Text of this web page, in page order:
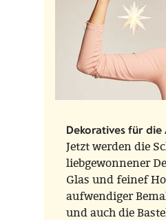
Dekoratives für die
Jetzt werden die
liebgewonnener
Glas und feinef
aufwendiger
und auch die